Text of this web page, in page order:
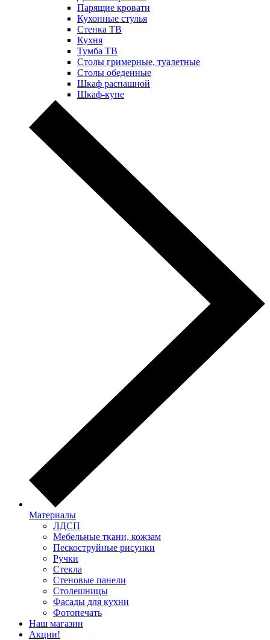
Парящие кровати
Кухонные стулья
Стенка ТВ
Кухня
Тумба ТВ
Столы гримерные, туалетные
Столы обеденные
Шкаф распашной
Шкаф-купе
Материалы
ЛДСП
Мебельные ткани, кожзам
Пескоструйные рисунки
Ручки
Стекла
Стеновые панели
Столешницы
Фасады для кухни
Фотопечать
Наш магазин
Акции!